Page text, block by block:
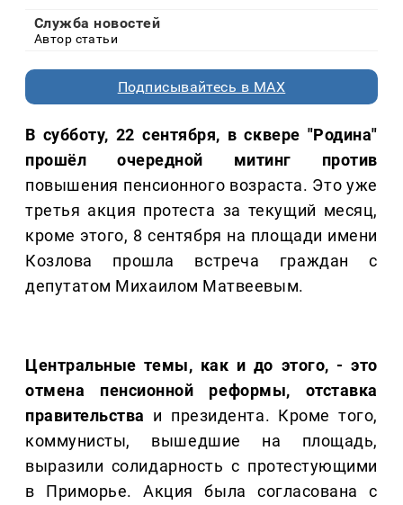
Служба новостей
Автор статьи
Подписывайтесь в MAX
В субботу, 22 сентября, в сквере "Родина"
прошёл очередной митинг против
повышения пенсионного возраста. Это уже
третья акция протеста за текущий месяц,
кроме этого, 8 сентября на площади имени
Козлова прошла встреча граждан с
депутатом Михаилом Матвеевым.
Центральные темы, как и до этого, - это
отмена пенсионной реформы, отставка
правительства и президента. Кроме того,
коммунисты, вышедшие на площадь,
выразили солидарность с протестующими
в Приморье. Акция была согласована с